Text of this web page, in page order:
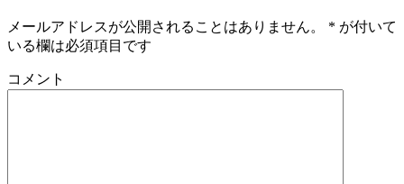
メールアドレスが公開されることはありません。 * が付いて
いる欄は必須項目です
コメント